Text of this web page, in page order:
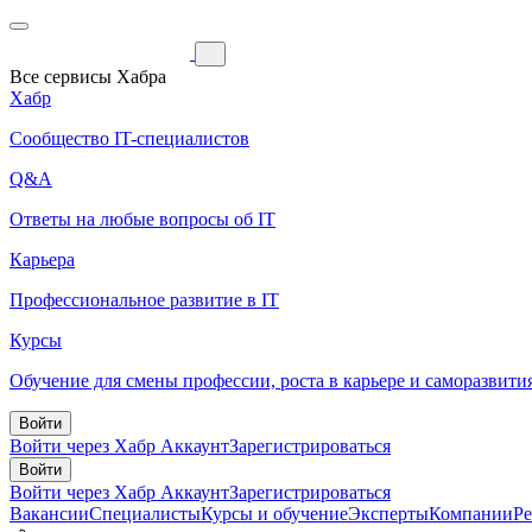
Все сервисы Хабра
Хабр
Сообщество IT-специалистов
Q&A
Ответы на любые вопросы об IT
Карьера
Профессиональное развитие в IT
Курсы
Обучение для смены профессии, роста в карьере и
Войти
Войти через Хабр АккаунтЗарегистрироваться
Войти
Войти через Хабр АккаунтЗарегистрироваться
ВакансииСпециалистыКурсы и обучениеЭкспертыКомпании